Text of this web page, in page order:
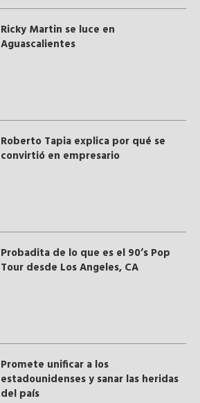
Ricky Martin se luce en
Aguascalientes
Roberto Tapia explica por qué se
convirtió en empresario
Probadita de lo que es el 90’s Pop
Tour desde Los Angeles, CA
Promete unificar a los
estadounidenses y sanar las heridas
del país